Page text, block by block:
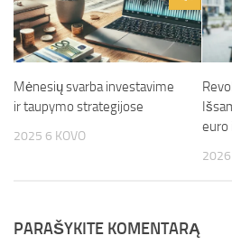
Mėnesių svarba investavime
ir taupymo strategijose
2025 6 KOVO
euro
2026
PARAŠYKITE KOMENTARĄ